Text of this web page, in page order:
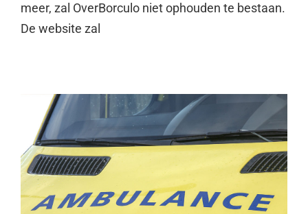
meer, zal OverBorculo niet ophouden te bestaan.
De website zal